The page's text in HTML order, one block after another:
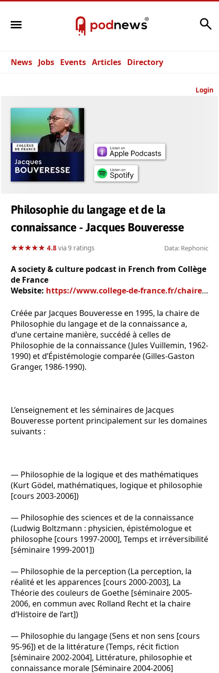
News Jobs Events Articles Directory
Login
Philosophie du langage et de la
connaissance - Jacques Bouveresse
★★★★★
★★★★★ 4.8via 9 ratings Data: Rephonic
A society & culture podcast in French from Collège
de France
Website: https://www.college-de-france.fr/chaire/jacques-bouveresse-philosophie-du-langage-et-de-la-connaissance-chaire-statutaire
Créée par Jacques Bouveresse en 1995, la chaire de
Philosophie du langage et de la connaissance a,
d’une certaine manière, succédé à celles de
Philosophie de la connaissance (Jules Vuillemin, 1962-
1990) et d’Épistémologie comparée (Gilles-Gaston
Granger, 1986-1990).
L’enseignement et les séminaires de Jacques
Bouveresse portent principalement sur les domaines
suivants :
— Philosophie de la logique et des mathématiques
(Kurt Gödel, mathématiques, logique et philosophie
[cours 2003-2006])
— Philosophie des sciences et de la connaissance
(Ludwig Boltzmann : physicien, épistémologue et
philosophe [cours 1997-2000], Temps et irréversibilité
[séminaire 1999-2001])
— Philosophie de la perception (La perception, la
réalité et les apparences [cours 2000-2003], La
Théorie des couleurs de Goethe [séminaire 2005-
2006, en commun avec Rolland Recht et la chaire
d’Histoire de l’art])
— Philosophie du langage (Sens et non sens [cours
95-96]) et de la littérature (Temps, récit fiction
[séminaire 2002-2004], Littérature, philosophie et
connaissance morale [Séminaire 2004-2006]